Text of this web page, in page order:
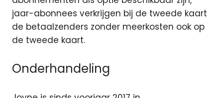
jaar-abonnees verkrijgen bij de tweede kaart
de betaalzenders zonder meerkosten ook op
de tweede kaart.
Onderhandeling